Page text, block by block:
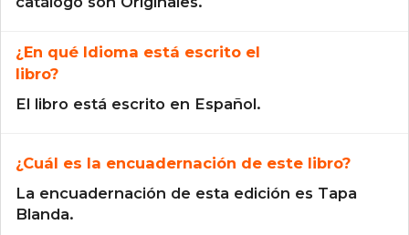
¿En qué Idioma está escrito el
libro?
El libro está escrito en Español.
¿Cuál es la encuadernación de este libro?
La encuadernación de esta edición es Tapa
Blanda.